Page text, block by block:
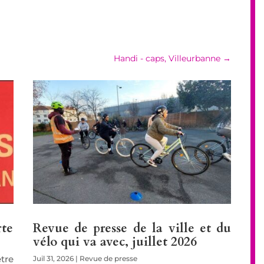
Handi - caps, Villeurbanne →
Revue de presse de la ville et du
vélo qui va avec, juillet 2026
Juil 31, 2026| Revue de presse